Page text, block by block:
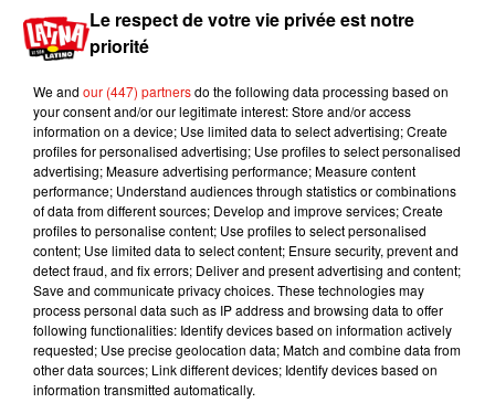
C’est avec une immense tristesse que je vous
annonce que notre Mamie Gisèle Nationale, la
mamie d’Adam dans #SODA nous a quitté cette
semaine pour aller rejoindre les anges �x� ! Je
Le respect de votre vie privée est notre
priorité
We and our (447) partnersdo the following data processing based on
your consent and/or our legitimate interest: Store and/or access
information on a device; Use limited data to select advertising; Create
profiles for personalised advertising; Use profiles to select personalised
advertising; Measure advertising performance; Measure content
performance; Understand audiences through statistics or combinations
of data from different sources; Develop and improve services; Create
profiles to personalise content; Use profiles to select personalised
content; Use limited data to select content; Ensure security, prevent and
detect fraud, and fix errors; Deliver and present advertising and content;
Save and communicate privacy choices. These technologies may
process personal data such as IP address and browsing data to offer
following functionalities: Identify devices based on information actively
requested; Use precise geolocation data; Match and combine data from
other data sources; Link different devices; Identify devices based on
information transmitted automatically.